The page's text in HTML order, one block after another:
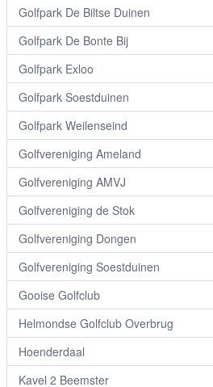
Golfpark De Biltse Duinen
Golfpark De Bonte Bij
Golfpark Exloo
Golfpark Soestduinen
Golfpark Weilenseind
Golfvereniging Ameland
Golfvereniging AMVJ
Golfvereniging de Stok
Golfvereniging Dongen
Golfvereniging Soestduinen
Gooise Golfclub
Helmondse Golfclub Overbrug
Hoenderdaal
Kavel 2 Beemster